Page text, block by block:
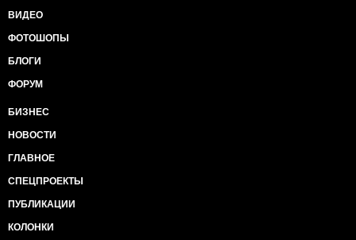
ВИДЕО
ФОТОШОПЫ
БЛОГИ
ФОРУМ
БИЗНЕС
НОВОСТИ
ГЛАВНОЕ
СПЕЦПРОЕКТЫ
ПУБЛИКАЦИИ
КОЛОНКИ